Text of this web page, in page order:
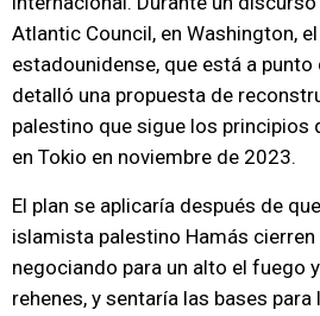
Atlantic Council, en Washington,
estadounidense, que está a
detalló una propuesta de
palestino que sigue los principios
en Tokio en noviembre de 2023.
El plan se aplicaría después de
islamista palestino Hamás
negociando para un alto el fuego
rehenes, y sentaría las bases para